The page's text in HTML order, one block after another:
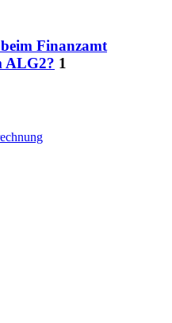
Finanzamt
ALG2? 1